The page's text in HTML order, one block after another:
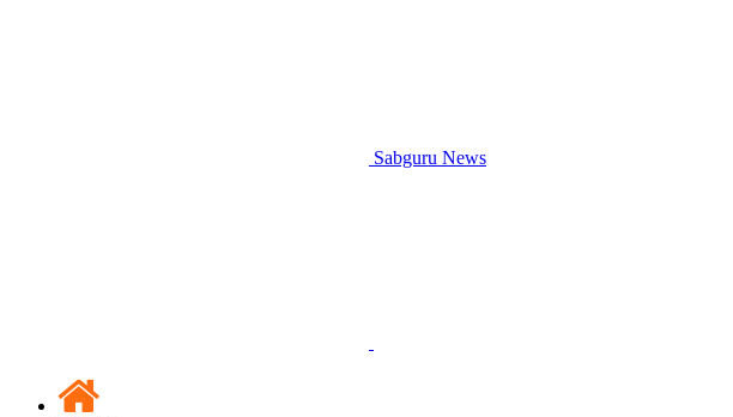
Sabguru News